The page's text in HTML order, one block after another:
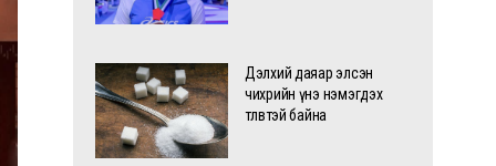
Дэлхий даяар элсэн
чихрийн үнэ нэмэгдэх
төлөвтэй байна